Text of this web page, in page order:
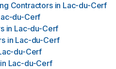
Contractors in Lac-du-Cerf
du-Cerf
in Lac-du-Cerf
in Lac-du-Cerf
du-Cerf
in Lac-du-Cerf